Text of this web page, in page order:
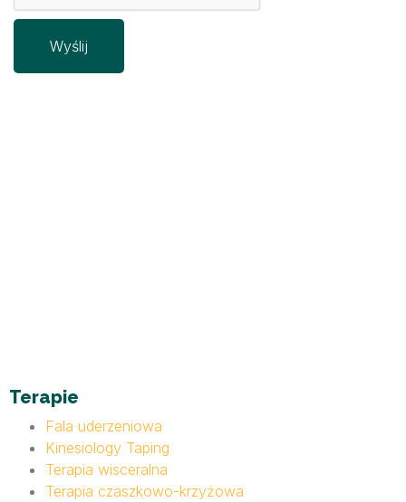
Terapie
Fala uderzeniowa
Kinesiology Taping
Terapia wisceralna
Terapia czaszkowo-krzyżowa